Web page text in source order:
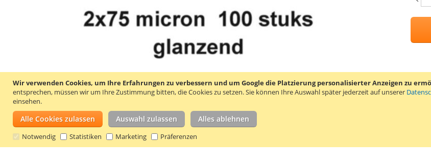
Wir verwenden Cookies, um Ihre Erfahrungen zu verbessern und um Google die Platzierung personalisierter Anzeigen zu
entsprechen, müssen wir um Ihre Zustimmung bitten, die Cookies zu setzen.Sie können Ihre Auswahl später jederzeit auf unserer
einsehen.
Alle Cookies zulassen Auswahl zulassen Alles ablehnen
Notwendig Statistiken Marketing Präferenzen